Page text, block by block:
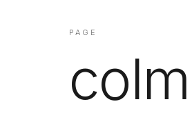
PAGE